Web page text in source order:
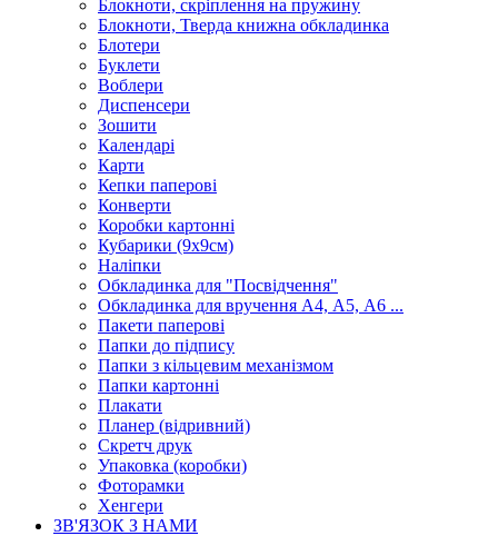
Блокноти, скріплення на пружину
Блокноти, Тверда книжна обкладинка
Блотери
Буклети
Воблери
Диспенсери
Зошити
Календарі
Карти
Кепки паперові
Конверти
Коробки картонні
Кубарики (9х9см)
Наліпки
Обкладинка для "Посвідчення"
Обкладинка для вручення А4, А5, А6 ...
Пакети паперові
Папки до підпису
Папки з кільцевим механізмом
Папки картонні
Плакати
Планер (відривний)
Скретч друк
Упаковка (коробки)
Фоторамки
Хенгери
ЗВ'ЯЗОК З НАМИ